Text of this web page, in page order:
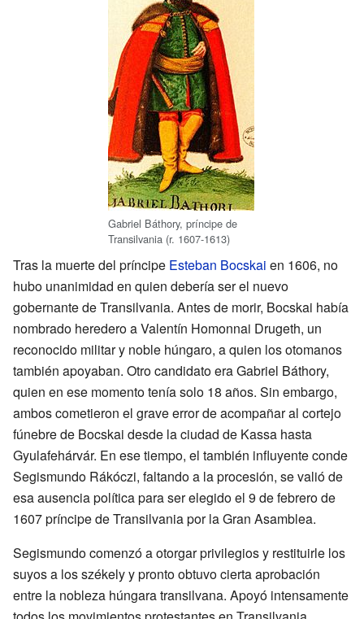
Gabriel Báthory, príncipe de
Transilvania (r. 1607-1613)
Tras la muerte del príncipe Esteban Bocskai en 1606, no
hubo unanimidad en quien debería ser el nuevo
gobernante de Transilvania. Antes de morir, Bocskai había
nombrado heredero a Valentín Homonnai Drugeth, un
reconocido militar y noble húngaro, a quien los otomanos
también apoyaban. Otro candidato era Gabriel Báthory,
quien en ese momento tenía solo 18 años. Sin embargo,
ambos cometieron el grave error de acompañar al cortejo
fúnebre de Bocskai desde la ciudad de Kassa hasta
Gyulafehárvár. En ese tiempo, el también influyente conde
Segismundo Rákóczi, faltando a la procesión, se valió de
esa ausencia política para ser elegido el 9 de febrero de
1607 príncipe de Transilvania por la Gran Asamblea.
Segismundo comenzó a otorgar privilegios y restituirle los
suyos a los székely y pronto obtuvo cierta aprobación
entre la nobleza húngara transilvana. Apoyó intensamente